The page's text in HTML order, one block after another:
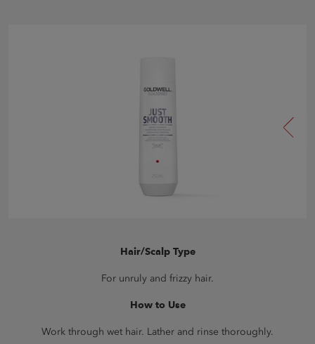
Hair/Scalp Type
For unruly and frizzy hair.
How to Use
Work through wet hair. Lather and rinse thoroughly.